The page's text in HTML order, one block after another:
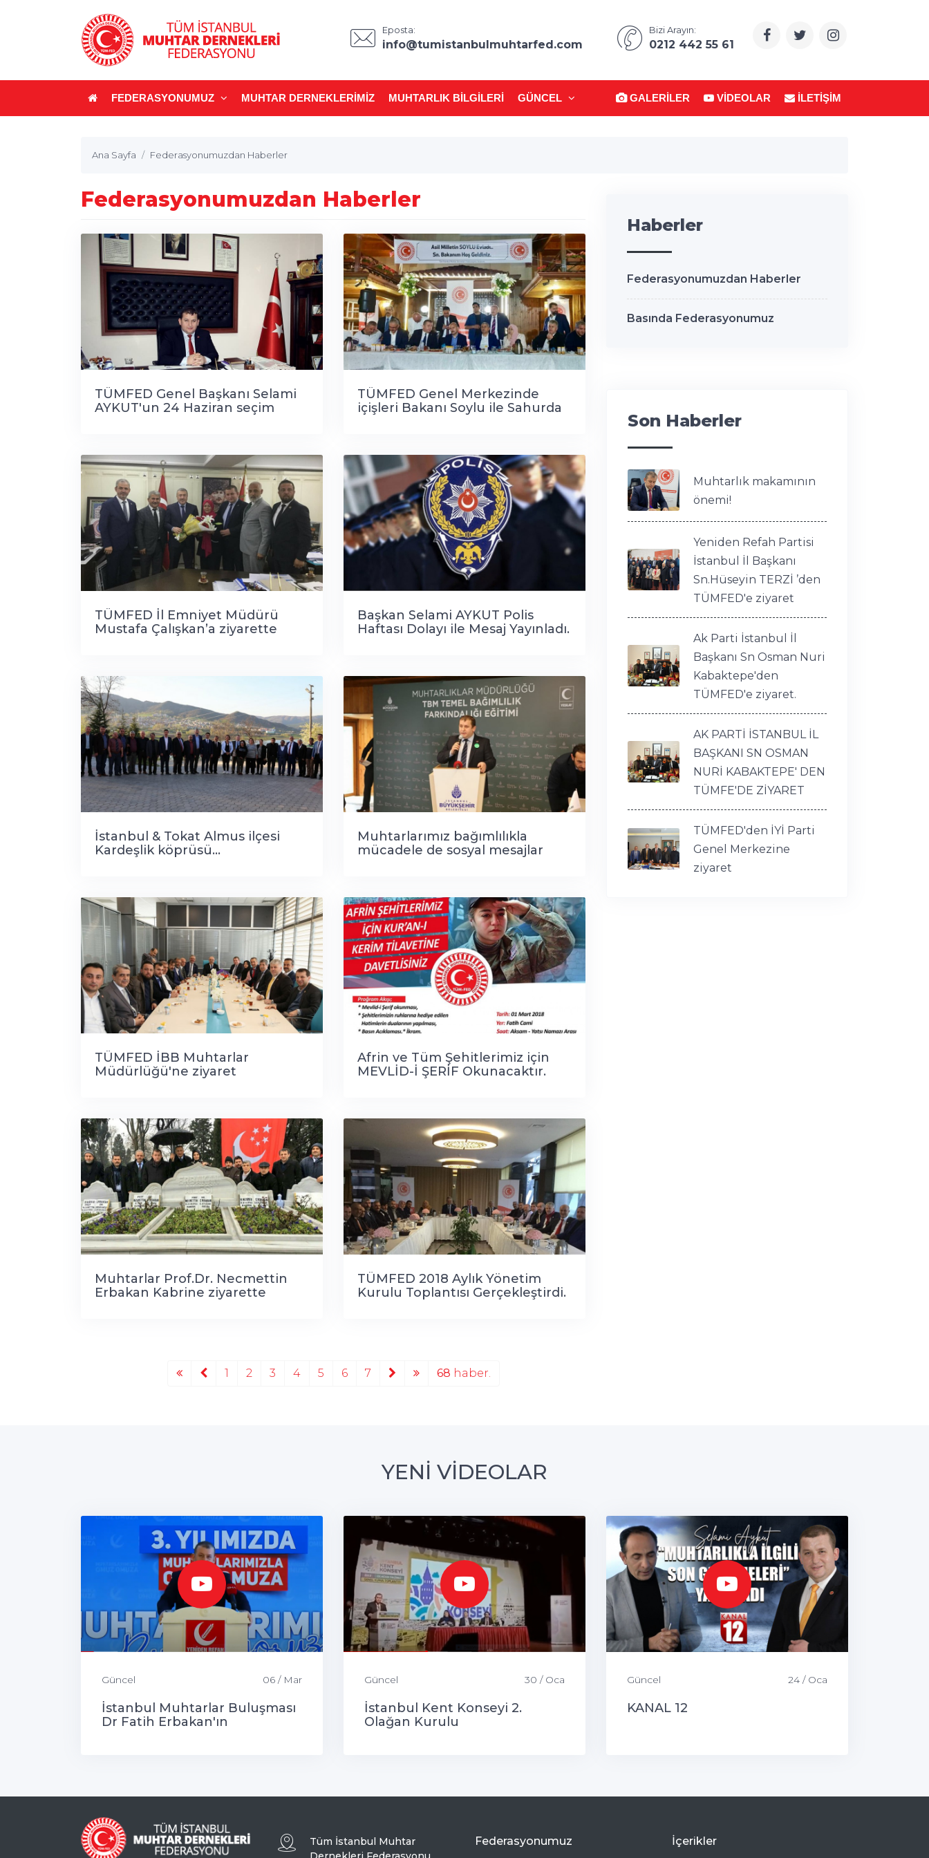
Eposta:
info@tumistanbulmuhtarfed.com
Bizi Arayın:
0212 442 55 61
FEDERASYONUMUZ MUHTAR DERNEKLERIMIZ MUHTARLIK BILGILERI GÜNCEL GALERILER VIDEOLAR İLETIŞIM
Ana Sayfa Federasyonumuzdan Haberler
Federasyonumuzdan Haberler
TÜMFED Genel Başkanı Selami
AYKUT'un 24 Haziran seçim
TÜMFED Genel Merkezinde
içişleri Bakanı Soylu ile Sahurda
TÜMFED İl Emniyet Müdürü
Mustafa Çalışkan’a ziyarette
Başkan Selami AYKUT Polis
Haftası Dolayı ile Mesaj Yayınladı.
İstanbul & Tokat Almus ilçesi
Kardeşlik köprüsü...
Muhtarlarımız bağımlılıkla
mücadele de sosyal mesajlar
TÜMFED İBB Muhtarlar
Müdürlüğü'ne ziyaret
Afrin ve Tüm Şehitlerimiz için
MEVLİD-İ ŞERİF Okunacaktır.
Muhtarlar Prof.Dr. Necmettin
Erbakan Kabrine ziyarette
TÜMFED 2018 Aylık Yönetim
Kurulu Toplantısı Gerçekleştirdi.
1 2 3 4 5 6 7 68 haber.
Haberler
Federasyonumuzdan Haberler
Basında Federasyonumuz
Son Haberler
Muhtarlık makamının
önemi!
Yeniden Refah Partisi
İstanbul İl Başkanı
Sn.Hüseyin TERZİ ’den
TÜMFED'e ziyaret
Ak Parti İstanbul İl
Başkanı Sn Osman Nuri
Kabaktepe'den
TÜMFED'e ziyaret.
AK PARTİ İSTANBUL İL
BAŞKANI SN OSMAN
NURİ KABAKTEPE' DEN
TÜMFE'DE ZİYARET
TÜMFED'den İYİ Parti
Genel Merkezine
ziyaret
YENİ VİDEOLAR
Güncel 06 / Mar
İstanbul Muhtarlar Buluşması
Dr Fatih Erbakan'ın
Güncel 30 / Oca
İstanbul Kent Konseyi 2.
Olağan Kurulu
Güncel 24 / Oca
KANAL 12
Tüm İstanbul Muhtar
Federasyonumuz İçerikler